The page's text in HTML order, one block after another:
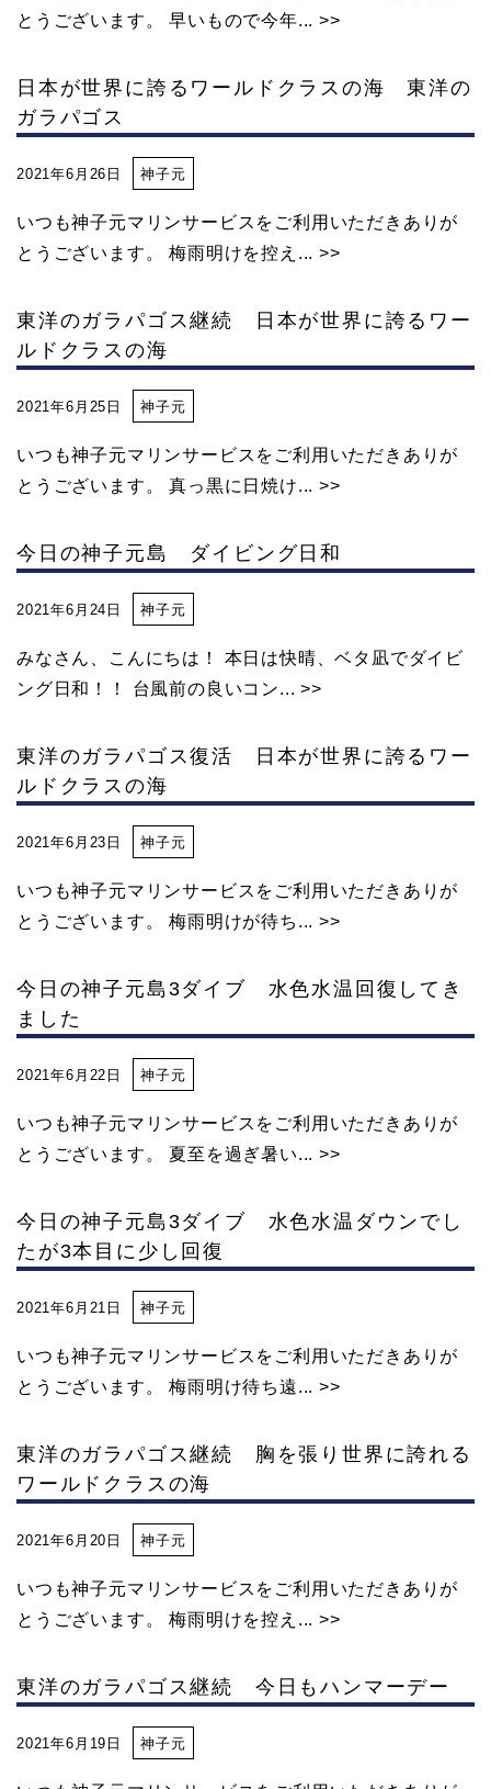
サ
ー
ビ
ス
とうございます。 早いもので今年... >>
日本が世界に誇るワールドクラスの海 東洋の
ガラパゴス
2021年6月26日 神子元
いつも神子元マリンサービスをご利用いただきありが
とうございます。 梅雨明けを控え... >>
東洋のガラパゴス継続 日本が世界に誇るワー
ルドクラスの海
2021年6月25日 神子元
いつも神子元マリンサービスをご利用いただきありが
とうございます。 真っ黒に日焼け... >>
今日の神子元島 ダイビング日和
2021年6月24日 神子元
みなさん、こんにちは！ 本日は快晴、ベタ凪でダイビ
ング日和！！ 台風前の良いコン... >>
東洋のガラパゴス復活 日本が世界に誇るワー
ルドクラスの海
2021年6月23日 神子元
いつも神子元マリンサービスをご利用いただきありが
とうございます。 梅雨明けが待ち... >>
今日の神子元島3ダイブ 水色水温回復してき
ました
2021年6月22日 神子元
いつも神子元マリンサービスをご利用いただきありが
とうございます。 夏至を過ぎ暑い... >>
今日の神子元島3ダイブ 水色水温ダウンでし
たが3本目に少し回復
2021年6月21日 神子元
いつも神子元マリンサービスをご利用いただきありが
とうございます。 梅雨明け待ち遠... >>
東洋のガラパゴス継続 胸を張り世界に誇れる
ワールドクラスの海
2021年6月20日 神子元
いつも神子元マリンサービスをご利用いただきありが
とうございます。 梅雨明けを控え... >>
東洋のガラパゴス継続 今日もハンマーデー
2021年6月19日 神子元